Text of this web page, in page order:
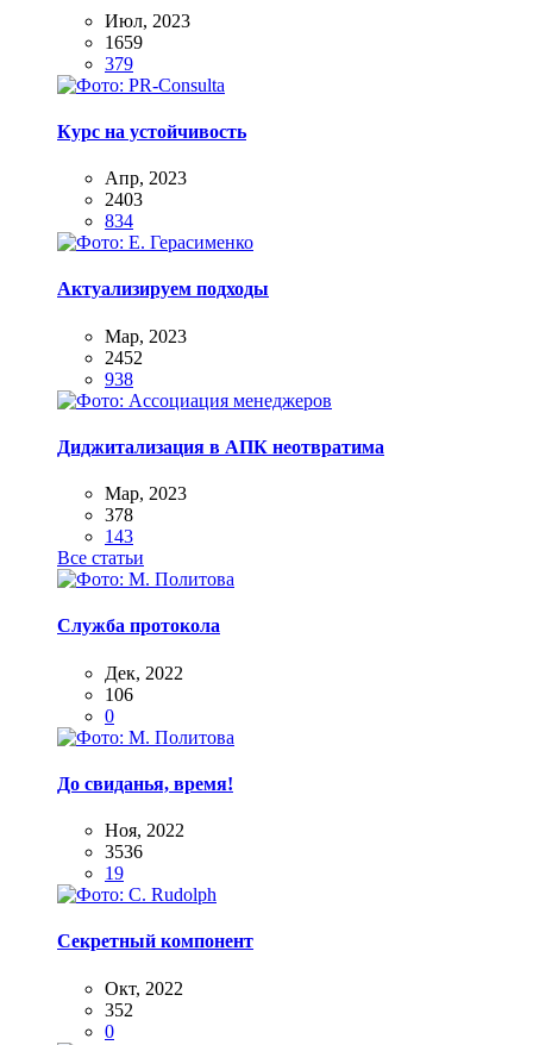
Июл, 2023
1659
379
Курс на устойчивость
Апр, 2023
2403
834
Актуализируем подходы
Мар, 2023
2452
938
Диджитализация в АПК неотвратима
Мар, 2023
378
143
Все статьи
Служба протокола
Дек, 2022
106
0
До свиданья, время!
Ноя, 2022
3536
19
Секретный компонент
Окт, 2022
352
0